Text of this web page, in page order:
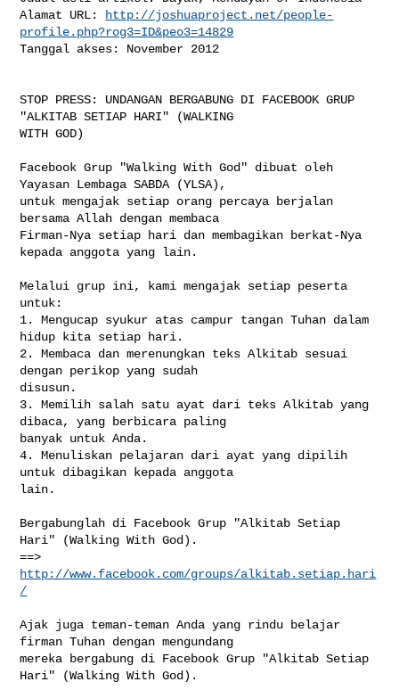
http://joshuaproject.net/people-
profile.php?rog3=ID&peo3=14829
Tanggal akses: November 2012
STOP PRESS: UNDANGAN BERGABUNG DI FACEBOOK GRUP
"ALKITAB SETIAP HARI" (WALKING
WITH GOD)
Facebook Grup "Walking With God" dibuat oleh
Yayasan Lembaga SABDA (YLSA),
untuk mengajak setiap orang percaya berjalan
bersama Allah dengan membaca
Firman-Nya setiap hari dan membagikan berkat-Nya
kepada anggota yang lain.
Melalui grup ini, kami mengajak setiap peserta
untuk:
1. Mengucap syukur atas campur tangan Tuhan dalam
hidup kita setiap hari.
2. Membaca dan merenungkan teks Alkitab sesuai
dengan perikop yang sudah
disusun.
3. Memilih salah satu ayat dari teks Alkitab yang
dibaca, yang berbicara paling
banyak untuk Anda.
4. Menuliskan pelajaran dari ayat yang dipilih
untuk dibagikan kepada anggota
lain.
Bergabunglah di Facebook Grup "Alkitab Setiap
Hari" (Walking With God).
http://www.facebook.com/groups/alkitab.setiap.hari
/
Ajak juga teman-teman Anda yang rindu belajar
firman Tuhan dengan mengundang
mereka bergabung di Facebook Grup "Alkitab Setiap
Hari" (Walking With God).